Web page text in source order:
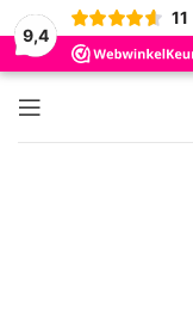
9,4
11